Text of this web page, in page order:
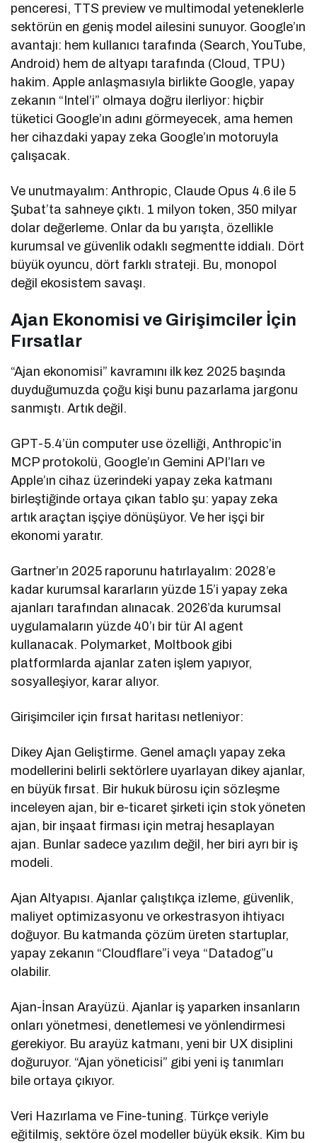
penceresi, TTS preview ve multimodal yeteneklerle
sektörün en geniş model ailesini sunuyor. Google’ın
avantajı: hem kullanıcı tarafında (Search, YouTube,
Android) hem de altyapı tarafında (Cloud, TPU)
hakim. Apple anlaşmasıyla birlikte Google, yapay
zekanın “Intel’i” olmaya doğru ilerliyor: hiçbir
tüketici Google’ın adını görmeyecek, ama hemen
her cihazdaki yapay zeka Google’ın motoruyla
çalışacak.
Ve unutmayalım: Anthropic, Claude Opus 4.6 ile 5
Şubat’ta sahneye çıktı. 1 milyon token, 350 milyar
dolar değerleme. Onlar da bu yarışta, özellikle
kurumsal ve güvenlik odaklı segmentte iddialı. Dört
büyük oyuncu, dört farklı strateji. Bu, monopol
değil ekosistem savaşı.
Ajan Ekonomisi ve Girişimciler İçin
Fırsatlar
“Ajan ekonomisi” kavramını ilk kez 2025 başında
duyduğumuzda çoğu kişi bunu pazarlama jargonu
sanmıştı. Artık değil.
GPT-5.4’ün computer use özelliği, Anthropic’in
MCP protokolü, Google’ın Gemini API’ları ve
Apple’ın cihaz üzerindeki yapay zeka katmanı
birleştiğinde ortaya çıkan tablo şu: yapay zeka
artık araçtan işçiye dönüşüyor. Ve her işçi bir
ekonomi yaratır.
Gartner’ın 2025 raporunu hatırlayalım: 2028’e
kadar kurumsal kararların yüzde 15’i yapay zeka
ajanları tarafından alınacak. 2026’da kurumsal
uygulamaların yüzde 40’ı bir tür AI agent
kullanacak. Polymarket, Moltbook gibi
platformlarda ajanlar zaten işlem yapıyor,
sosyalleşiyor, karar alıyor.
Girişimciler için fırsat haritası netleniyor:
Dikey Ajan Geliştirme. Genel amaçlı yapay zeka
modellerini belirli sektörlere uyarlayan dikey ajanlar,
en büyük fırsat. Bir hukuk bürosu için sözleşme
inceleyen ajan, bir e-ticaret şirketi için stok yöneten
ajan, bir inşaat firması için metraj hesaplayan
ajan. Bunlar sadece yazılım değil, her biri ayrı bir iş
modeli.
Ajan Altyapısı. Ajanlar çalıştıkça izleme, güvenlik,
maliyet optimizasyonu ve orkestrasyon ihtiyacı
doğuyor. Bu katmanda çözüm üreten startuplar,
yapay zekanın “Cloudflare”i veya “Datadog”u
olabilir.
Ajan-İnsan Arayüzü. Ajanlar iş yaparken insanların
onları yönetmesi, denetlemesi ve yönlendirmesi
gerekiyor. Bu arayüz katmanı, yeni bir UX disiplini
doğuruyor. “Ajan yöneticisi” gibi yeni iş tanımları
bile ortaya çıkıyor.
Veri Hazırlama ve Fine-tuning. Türkçe veriyle
eğitilmiş, sektöre özel modeller büyük eksik. Kim bu